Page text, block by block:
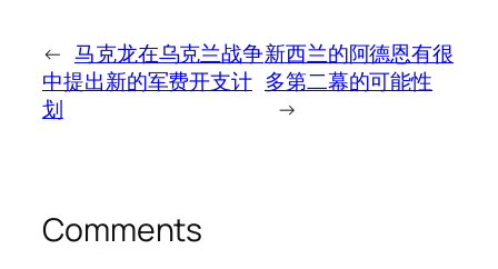
← 马克龙在乌克兰战争
中提出新的军费开支计
划
新西兰的阿德恩有很
多第二幕的可能性
→
Comments